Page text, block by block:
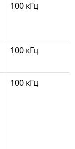
100 кГц
100 кГц
100 кГц